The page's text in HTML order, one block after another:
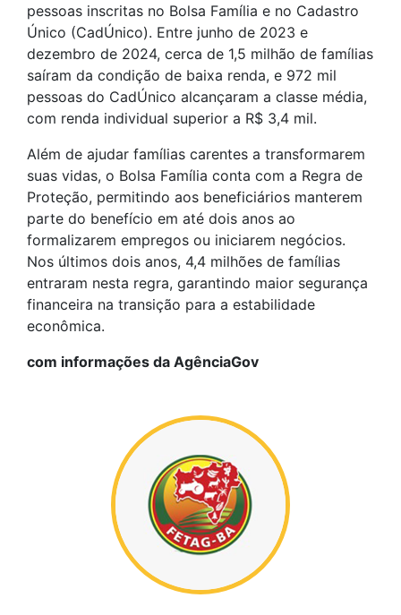
pessoas inscritas no Bolsa Família e no Cadastro
Único (CadÚnico). Entre junho de 2023 e
dezembro de 2024, cerca de 1,5 milhão de famílias
saíram da condição de baixa renda, e 972 mil
pessoas do CadÚnico alcançaram a classe média,
com renda individual superior a R$ 3,4 mil.
Além de ajudar famílias carentes a transformarem
suas vidas, o Bolsa Família conta com a Regra de
Proteção, permitindo aos beneficiários manterem
parte do benefício em até dois anos ao
formalizarem empregos ou iniciarem negócios.
Nos últimos dois anos, 4,4 milhões de famílias
entraram nesta regra, garantindo maior segurança
financeira na transição para a estabilidade
econômica.
com informações da AgênciaGov